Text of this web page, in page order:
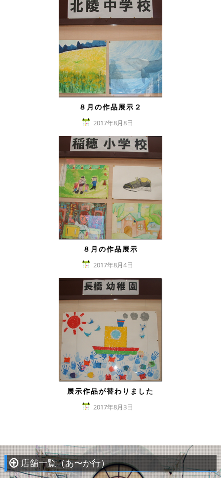
８月の作品展示２
2017年8月8日
８月の作品展示
2017年8月4日
展示作品が替わりました
2017年8月3日
À 店舗一覧（あ〜か行）